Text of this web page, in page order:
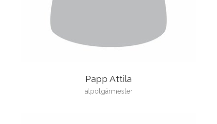
Papp Attila
alpolgármester